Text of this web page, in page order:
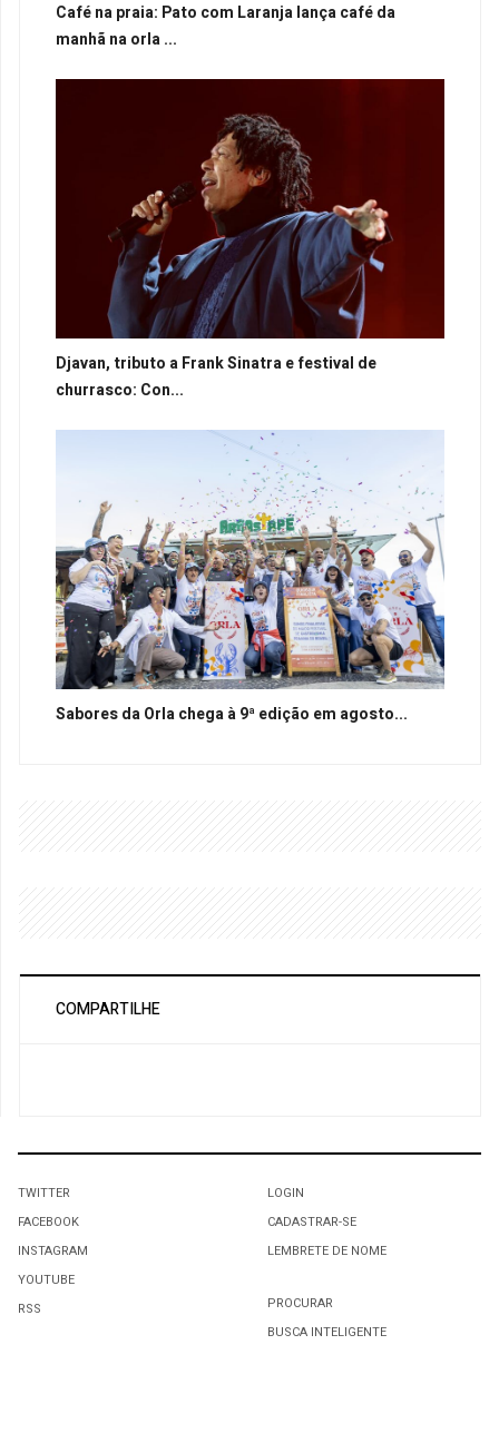
Café na praia: Pato com Laranja lança café da
manhã na orla ...
Djavan, tributo a Frank Sinatra e festival de
churrasco: Con...
Sabores da Orla chega à 9ª edição em agosto...
COMPARTILHE
TWITTER
FACEBOOK
INSTAGRAM
YOUTUBE
RSS
LOGIN
CADASTRAR-SE
LEMBRETE DE NOME
PROCURAR
BUSCA INTELIGENTE